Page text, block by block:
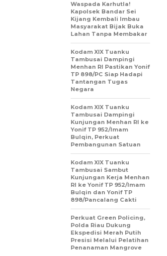
Waspada Karhutla!
Kapolsek Bandar Sei
Kijang Kembali Imbau
Masyarakat Bijak Buka
Lahan Tanpa Membakar
Kodam XIX Tuanku
Tambusai Dampingi
Menhan RI Pastikan Yonif
TP 898/PC Siap Hadapi
Tantangan Tugas
Negara
Kodam XIX Tuanku
Tambusai Dampingi
Kunjungan Menhan RI ke
Yonif TP 952/Imam
Bulqin, Perkuat
Pembangunan Satuan
Kodam XIX Tuanku
Tambusai Sambut
Kunjungan Kerja Menhan
RI ke Yonif TP 952/Imam
Bulqin dan Yonif TP
898/Pancalang Cakti
Perkuat Green Policing,
Polda Riau Dukung
Ekspedisi Merah Putih
Presisi Melalui Pelatihan
Penanaman Mangrove